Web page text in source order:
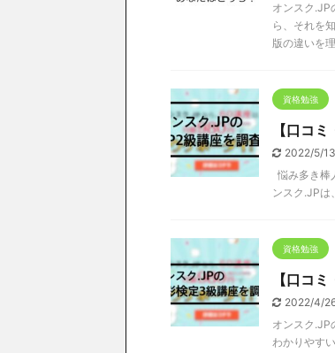
オンスク.JP
ら、それを
版の違いを
資格勉強
【口コ
2022/5/13
悩み多き棒
ンスク.JPは
資格勉強
【口コ
2022/4/
オンスク.JP
わかりやす